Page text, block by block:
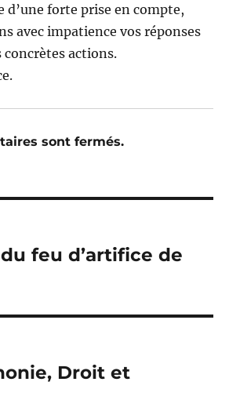
d’une forte prise en compte,
avec impatience vos réponses
actions.
sont fermés.
feu d’artifice de
Droit et